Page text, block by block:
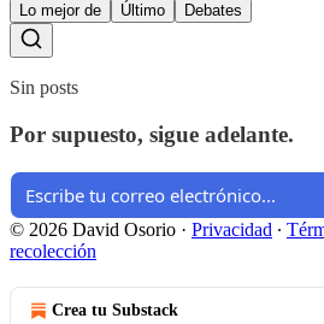
Lo mejor de Último Debates
Sin posts
Por supuesto, sigue adelante.
© 2026 David Osorio · Privacidad ∙
recolección
Crea tu Substack